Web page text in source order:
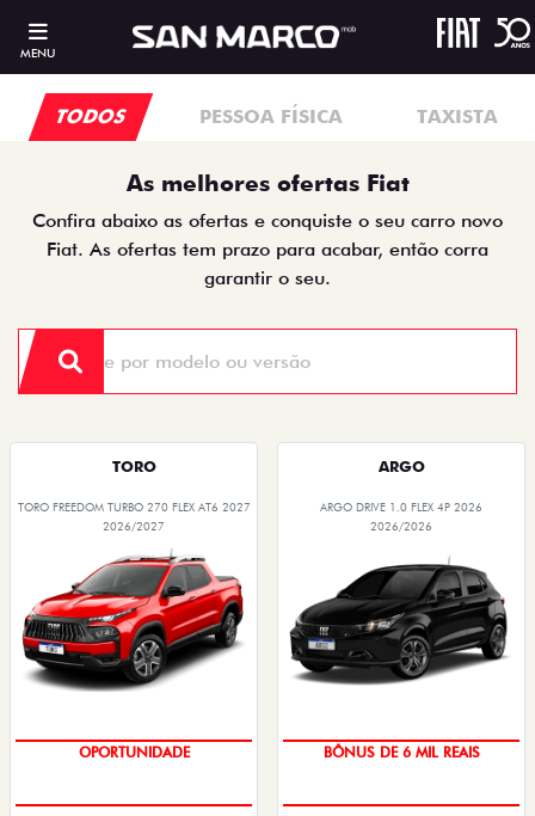
MENU
TODOS PESSOA FÍSICA TAXISTA
As melhores ofertas Fiat
Confira abaixo as ofertas e conquiste o seu carro novo
Fiat. As ofertas tem prazo para acabar, então corra
garantir o seu.
TORO
TORO FREEDOM TURBO 270 FLEX AT6 2027
2026/2027
ARGO
ARGO DRIVE 1.0 FLEX 4P 2026
2026/2026